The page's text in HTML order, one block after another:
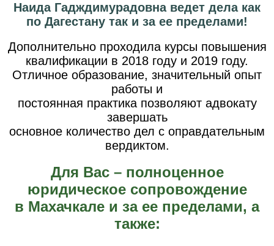
Наида Гадждимурадовна ведет дела как
по Дагестану так и за ее пределами!
Дополнительно проходила курсы повышения
квалификации в 2018 году и 2019 году.
Отличное образование, значительный опыт
работы и
постоянная практика позволяют адвокату
завершать
основное количество дел с оправдательным
вердиктом.
Для Вас – полноценное
юридическое сопровождение
в Махачкале и за ее пределами, а
также: